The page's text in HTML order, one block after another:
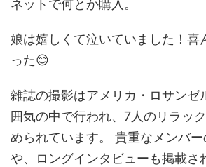
ネットで何とか購入。
娘は嬉しくて泣いていました！喜
った😊
雑誌の撮影はアメリカ・ロサンゼ
囲気の中で行われ、7人のリラッ
められています。 貴重なメンバ
や、ロングインタビューも掲載さ